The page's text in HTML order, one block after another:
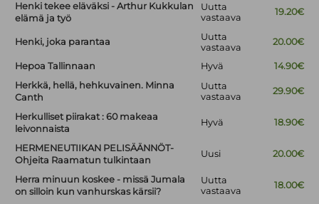
Henki tekee eläväksi - Arthur Kukkulan
elämä ja työ
Uutta
vastaava
19.20€
Henki, joka parantaa
Uutta
vastaava
20.00€
Hepoa Tallinnaan Hyvä
14.90€
Herkkä, hellä, hehkuvainen. Minna
Canth
Uutta
vastaava
29.90€
Herkulliset piirakat : 60 makeaa
leivonnaista
Hyvä 18.90€
HERMENEUTIIKAN PELISÄÄNNÖT-
Ohjeita Raamatun tulkintaan
Uusi 20.00€
Herra minuun koskee - missä Jumala
on silloin kun vanhurskas kärsii?
Uutta
vastaava
18.00€